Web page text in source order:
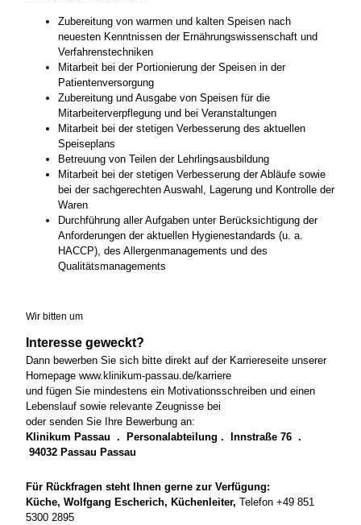
Zubereitung von warmen und kalten Speisen nach
neuesten Kenntnissen der Ernährungswissenschaft und
Verfahrenstechniken
Mitarbeit bei der Portionierung der Speisen in der
Patientenversorgung
Zubereitung und Ausgabe von Speisen für die
Mitarbeiterverpflegung und bei Veranstaltungen
Mitarbeit bei der stetigen Verbesserung des aktuellen
Speiseplans
Betreuung von Teilen der Lehrlingsausbildung
Mitarbeit bei der stetigen Verbesserung der Abläufe sowie
bei der sachgerechten Auswahl, Lagerung und Kontrolle der
Waren
Durchführung aller Aufgaben unter Berücksichtigung der
Anforderungen der aktuellen Hygienestandards (u. a.
HACCP), des Allergenmanagements und des
Qualitätsmanagements
Wir bitten um
Interesse geweckt?
Dann bewerben Sie sich bitte direkt auf der Karriereseite unserer
Homepage www.klinikum-passau.de/karriere
und fügen Sie mindestens ein Motivationsschreiben und einen
Lebenslauf sowie relevante Zeugnisse bei
oder senden Sie Ihre Bewerbung an:
Klinikum Passau . Personalabteilung . Innstraße 76 .
94032 Passau Passau
Für Rückfragen steht Ihnen gerne zur Verfügung:
Küche, Wolfgang Escherich, Küchenleiter, Telefon +49 851
5300 2895